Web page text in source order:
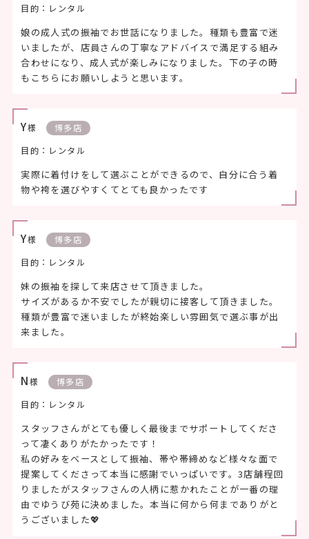
目的：レンタル
娘の成人式の振袖でお世話になりました。種類も豊富で迷
いましたが、店員さんの丁寧なアドバイスで満足する組み
合わせになり、成人式が楽しみになりました。下の子の時
もこちらにお願いしようと思います。
Y様
博多店
目的：レンタル
実際に着付けをして選ぶことができるので、自分に合う着
物や袴を選びやすくてとても良かったです
Y様
博多店
目的：レンタル
妹の振袖を探して来店させて頂きました。
サイズがあるか不安でしたが親切に接客して頂きました。
種類が豊富で迷いましたが終始楽しい雰囲気で選ぶ事が出
来ました。
N様
博多店
目的：レンタル
スタッフさんがとても優しく最後までサポートしてくださ
って凄くありがたかったです！
私の好みをベースとして振袖、帯や帯締めなど様々な面で
提案してくださって本当に感謝でいっぱいです。3店舗程回
りましたがスタッフさんの人柄に惹かれたことが一番の理
由でゆうび苑に決めました。本当に何から何までありがと
うございました💖